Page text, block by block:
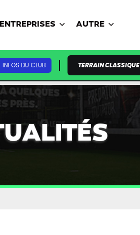
ENTREPRISES AUTRE
INFOS DU CLUB TERRAIN CLASSIQUE